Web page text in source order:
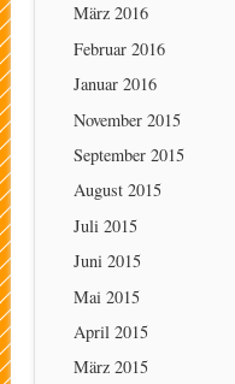
März 2016
Februar 2016
Januar 2016
November 2015
September 2015
August 2015
Juli 2015
Juni 2015
Mai 2015
April 2015
März 2015